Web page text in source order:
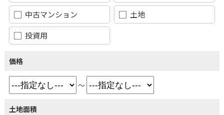
中古マンション
土地
投資用
価格
～
土地面積